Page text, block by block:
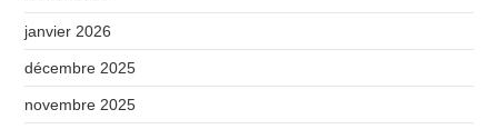
janvier 2026
décembre 2025
novembre 2025